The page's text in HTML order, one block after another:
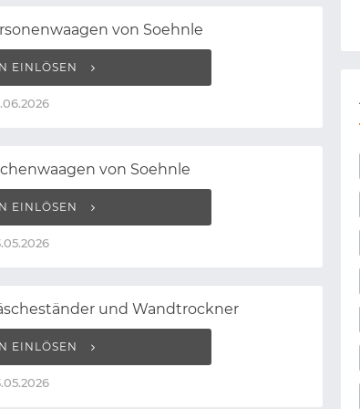
von Soehnle
EINLÖSEN
von Soehnle
EINLÖSEN
und Wandtrockner
EINLÖSEN